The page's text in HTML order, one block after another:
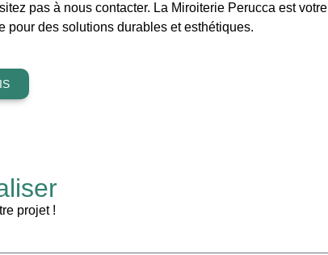
pas à nous contacter. La Miroiterie Perucca est votre
pour des solutions durables et esthétiques.
projet !